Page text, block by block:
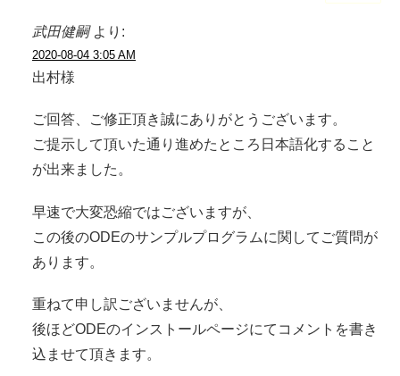
武田健嗣 より:
2020-08-04 3:05 AM
出村様
ご回答、ご修正頂き誠にありがとうございます。
ご提示して頂いた通り進めたところ日本語化すること
が出来ました。
早速で大変恐縮ではございますが、
この後のODEのサンプルプログラムに関してご質問が
あります。
重ねて申し訳ございませんが、
後ほどODEのインストールページにてコメントを書き
込ませて頂きます。